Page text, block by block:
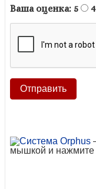
Ваша оценка: 5 4
мышкой и нажмите